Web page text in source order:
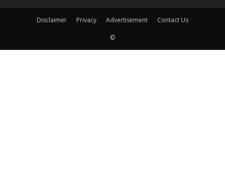
Disclaimer Privacy Advertisement Contact Us
©